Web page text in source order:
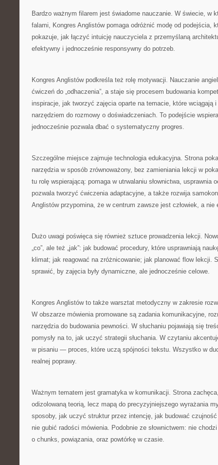
Bardzo ważnym filarem jest świadome nauczanie. W świecie, w
falami, Kongres Anglistów pomaga odróżnić modę od podejścia,
pokazuje, jak łączyć intuicję nauczyciela z przemyślaną
efektywny i jednocześnie responsywny do potrzeb.
Kongres Anglistów podkreśla też rolę motywacji. Nauczanie
ćwiczeń do „odhaczenia”, a staje się procesem budowania
inspiracje, jak tworzyć zajęcia oparte na temacie, które wciągają
narzędziem do rozmowy o doświadczeniach. To podejście
jednocześnie pozwala dbać o systematyczny progres.
Szczególne miejsce zajmuje technologia edukacyjna. Strona
narzędzia w sposób zrównoważony, bez zamieniania lekcji w
tu rolę wspierającą: pomaga w utrwalaniu słownictwa, usprawnia
pozwala tworzyć ćwiczenia adaptacyjne, a także rozwija
Anglistów przypomina, że w centrum zawsze jest człowiek, a nie
Dużo uwagi poświęca się również sztuce prowadzenia lekcji.
„co”, ale też „jak”: jak budować procedury, które usprawniają
klimat; jak reagować na zróżnicowanie; jak planować flow lekcji.
sprawić, by zajęcia były dynamiczne, ale jednocześnie celowe.
Kongres Anglistów to także warsztat metodyczny w zakresie
W obszarze mówienia promowane są zadania komunikacyjne,
narzędzia do budowania pewności. W słuchaniu pojawiają się
pomysły na to, jak uczyć strategii słuchania. W czytaniu
w pisaniu — proces, które uczą spójności tekstu. Wszystko w
realnej poprawy.
Ważnym tematem jest gramatyka w komunikacji. Strona
odizolowaną teorią, lecz mapą do precyzyjniejszego wyrażania
sposoby, jak uczyć struktur przez intencję, jak budować
nie gubić radości mówienia. Podobnie ze słownictwem: nie
o chunks, powiązania, oraz powtórkę w czasie.